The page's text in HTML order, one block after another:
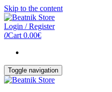
Skip to the content
Login / Register
0Cart 0.00€
Toggle navigation